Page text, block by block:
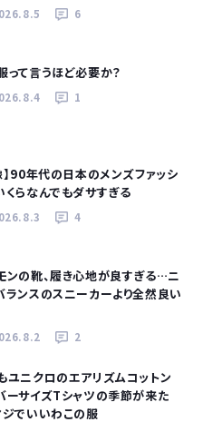
6
って言うほど必要か？
1
】90年代の日本のメンズファッシ
くらなんでもダサすぎる
4
ンの靴、履き心地が良すぎる…ニ
ランスのスニーカーより全然良い
2
ユニクロのエアリズムコットン
ーサイズTシャツの季節が来た
ジでいいわこの服